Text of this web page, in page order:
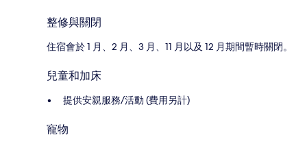
整修與關閉
住宿會於 1 月、2 月、3 月、11 月以及 12 月期間暫時關閉。
兒童和加床
提供安親服務/活動 (費用另計)
寵物